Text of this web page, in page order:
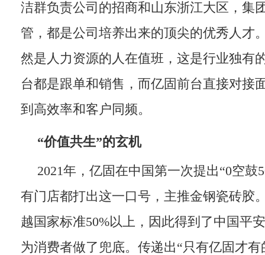
洁群负责公司的招商和山东浙江大区，集
管，都是公司培养出来的顶尖的优秀人才
然是人力资源的人在值班，这是行业独有
台都是跟单和销售，而亿固前台直接对接
到高效率和客户同频。
“价值共生”的玄机
2021年，亿固在中国第一次提出“0空鼓
有门店都打出这一口号，主推金钢瓷砖胶
越国家标准50%以上，因此得到了中国平
为消费者做了兜底。传递出“只有亿固才